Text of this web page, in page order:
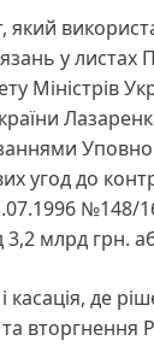
який
у листах
Міністрів
угод до
№148/
3,2 млрд грн.
касація, де
вторгнення